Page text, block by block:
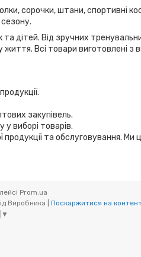
сорочки, штани, спортивні
дітей. Від зручних
Всі товари виготовлені з
закупівель.
виборі товарів.
та обслуговування.
Prom.ua
Поскаржитися на
▼